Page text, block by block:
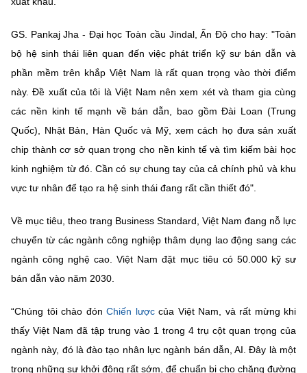
GS. Pankaj Jha - Đại học Toàn cầu Jindal, Ấn Độ cho hay: "Toàn
bộ hệ sinh thái liên quan đến việc phát triển kỹ sư bán dẫn và
phần mềm trên khắp Việt Nam là rất quan trọng vào thời điểm
này. Đề xuất của tôi là Việt Nam nên xem xét và tham gia cùng
các nền kinh tế mạnh về bán dẫn, bao gồm Đài Loan (Trung
Quốc), Nhật Bản, Hàn Quốc và Mỹ, xem cách họ đưa sản xuất
chip thành cơ sở quan trọng cho nền kinh tế và tìm kiếm bài học
kinh nghiệm từ đó. Cần có sự chung tay của cả chính phủ và khu
vực tư nhân để tạo ra hệ sinh thái đang rất cần thiết đó".
Về mục tiêu, theo trang Business Standard, Việt Nam đang nỗ lực
chuyển từ các ngành công nghiệp thâm dụng lao động sang các
ngành công nghệ cao. Việt Nam đặt mục tiêu có 50.000 kỹ sư
bán dẫn vào năm 2030.
“Chúng tôi chào đón Chiến lượccủa Việt Nam, và rất mừng khi
thấy Việt Nam đã tập trung vào 1 trong 4 trụ cột quan trọng của
ngành này, đó là đào tạo nhân lực ngành bán dẫn, AI. Đây là một
trong những sự khởi động rất sớm, để chuẩn bị cho chặng đường